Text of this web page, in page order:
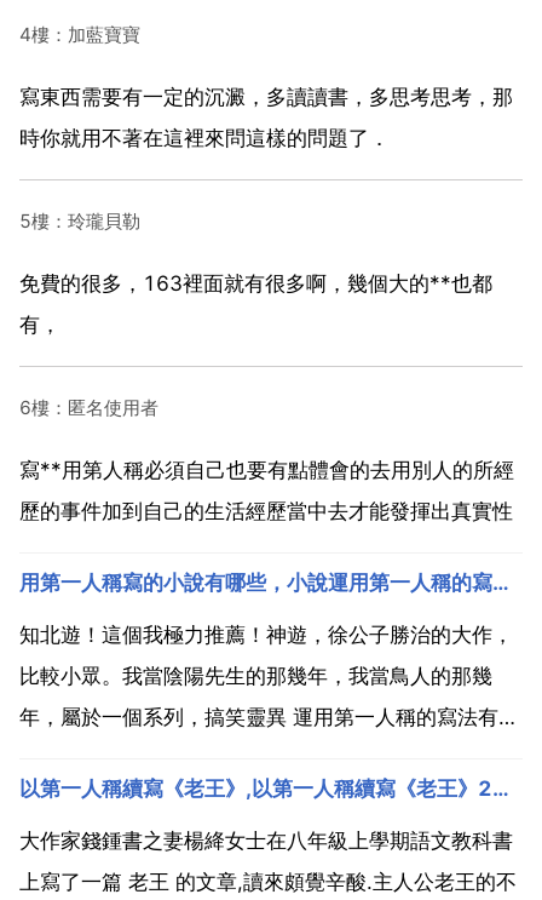
4樓：加藍寶寶
寫東西需要有一定的沉澱，多讀讀書，多思考思考，那
時你就用不著在這裡來問這樣的問題了．
5樓：玲瓏貝勒
免費的很多，163裡面就有很多啊，幾個大的**也都
有，
6樓：匿名使用者
寫**用第人稱必須自己也要有點體會的去用別人的所經
歷的事件加到自己的生活經歷當中去才能發揮出真實性
用第一人稱寫的小說有哪些，小說運用第一人稱的寫法有什麼好處
知北遊！這個我極力推薦！神遊，徐公子勝治的大作，
比較小眾。我當陰陽先生的那幾年，我當鳥人的那幾
年，屬於一個系列，搞笑靈異 運用第一人稱的寫法有什
切，發人深省。第一人稱敘述角度，寫的都是 我 眼中
事 心中事，可充分展現 我 的內心世界，這就更具真實
感...
以第一人稱續寫《老王》,以第一人稱續寫《老王》200字
大作家錢鍾書之妻楊絳女士在八年級上學期語文教科書
上寫了一篇 老王 的文章,讀來頗覺辛酸.主人公老王的不